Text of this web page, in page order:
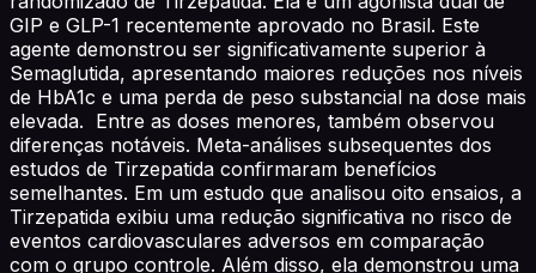
GIP e GLP-1 recentemente aprovado no Brasil. Este
agente demonstrou ser significativamente superior à
Semaglutida, apresentando maiores reduções nos níveis
de HbA1c e uma perda de peso substancial na dose mais
elevada. Entre as doses menores, também observou
diferenças notáveis. Meta-análises subsequentes dos
estudos de Tirzepatida confirmaram benefícios
semelhantes. Em um estudo que analisou oito ensaios, a
Tirzepatida exibiu uma redução significativa no risco de
eventos cardiovasculares adversos em comparação
com o grupo controle. Além disso, ela demonstrou uma